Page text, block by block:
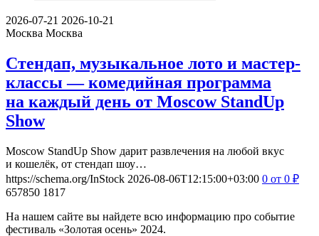
2026-07-21 2026-10-21
Москва Москва
Стендап, музыкальное лото и мастер-
классы — комедийная программа
на каждый день от Moscow StandUp
Show
Moscow StandUp Show дарит развлечения на любой вкус
и кошелёк, от стендап шоу…
https://schema.org/InStock 2026-08-06T12:15:00+03:00 0 от 0 ₽
657850 1817
На нашем сайте вы найдете всю информацию про событие
фестиваль «Золотая осень» 2024.